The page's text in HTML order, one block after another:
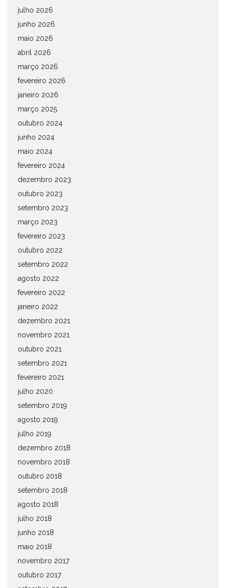
julho 2026
junho 2026
maio 2026
abril 2026
março 2026
fevereiro 2026
janeiro 2026
março 2025
outubro 2024
junho 2024
maio 2024
fevereiro 2024
dezembro 2023
outubro 2023
setembro 2023
março 2023
fevereiro 2023
outubro 2022
setembro 2022
agosto 2022
fevereiro 2022
janeiro 2022
dezembro 2021
novembro 2021
outubro 2021
setembro 2021
fevereiro 2021
julho 2020
setembro 2019
agosto 2019
julho 2019
dezembro 2018
novembro 2018
outubro 2018
setembro 2018
agosto 2018
julho 2018
junho 2018
maio 2018
novembro 2017
outubro 2017